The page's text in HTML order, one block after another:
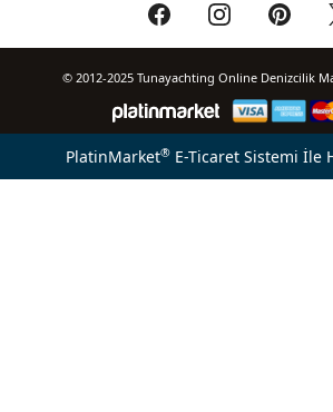
© 2012-2025 Tunayachting Online Denizcilik
PlatinMarket®E-Ticaret Sistemi İle